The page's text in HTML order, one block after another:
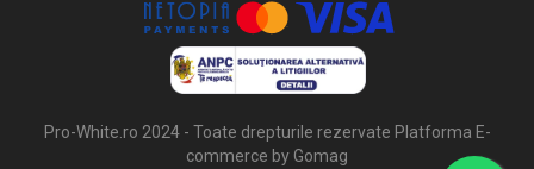
Pro-White.ro 2024 - Toate drepturile rezervate Platforma E-
commerce by Gomag